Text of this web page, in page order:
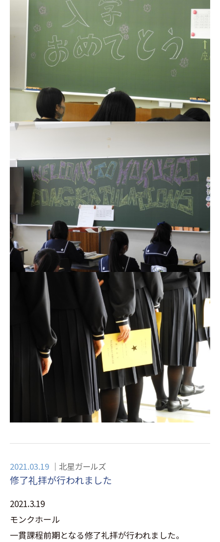
2021.03.19 北星ガールズ
修了礼拝が行われました
2021.3.19
モンクホール
一貫課程前期となる修了礼拝が行われました。